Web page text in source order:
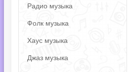
Радио музыка
Фолк музыка
Хаус музыка
Джаз музыка